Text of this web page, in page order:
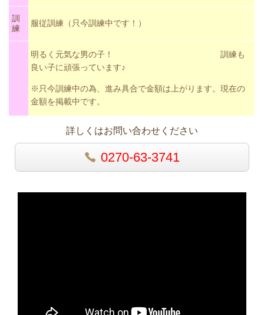
訓
練
服従訓練（只今訓練中です！）
明るく元気な男の子！ 訓練も
良い子に頑張っています♪
※只今訓練中の為、進み具合で金額は上がります。現在の
金額を掲載中です。
詳しくはお問い合わせください
0270-63-3741